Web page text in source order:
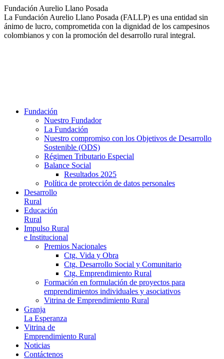
Saltar
al
contenido
Fundación Aurelio Llano Posada
La Fundación Aurelio Llano Posada (FALLP) es una entidad sin
ánimo de lucro, comprometida con la dignidad de los campesinos
colombianos y con la promoción del desarrollo rural integral.
Fundación
Nuestro Fundador
La Fundación
Nuestro compromiso con los Objetivos de Desarrollo
Sostenible (ODS)
Régimen Tributario Especial
Balance Social
Resultados 2025
Política de protección de datos personales
Desarrollo
Rural
Educación
Rural
Impulso Rural
e Institucional
Premios Nacionales
Ctg. Vida y Obra
Ctg. Desarrollo Social y Comunitario
Ctg. Emprendimiento Rural
Formación en formulación de proyectos para
emprendimientos individuales y asociativos
Vitrina de Emprendimiento Rural
Granja
La Esperanza
Vitrina de
Emprendimiento Rural
Noticias
Contáctenos